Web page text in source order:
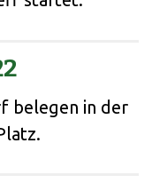
belegen in der